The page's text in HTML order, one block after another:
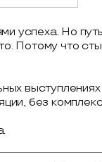
успеха. Но
Потому что
без